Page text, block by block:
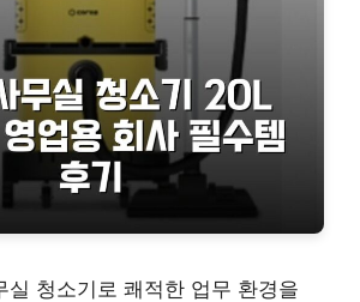
실 청소기로 쾌적한 업무 환경을